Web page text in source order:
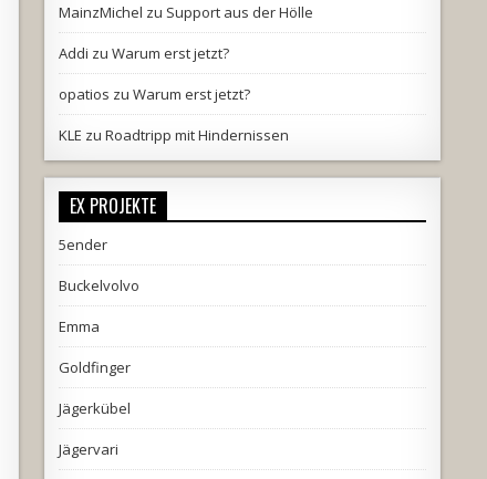
MainzMichel zu Support aus der Hölle
Addi zu Warum erst jetzt?
opatios zu Warum erst jetzt?
KLE zu Roadtripp mit Hindernissen
EX PROJEKTE
5ender
Buckelvolvo
Emma
Goldfinger
Jägerkübel
Jägervari